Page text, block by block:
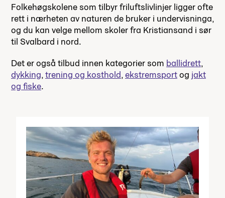
Folkehøgskolene som tilbyr friluftslivlinjer ligger ofte
rett i nærheten av naturen de bruker i undervisninga,
og du kan velge mellom skoler fra Kristiansand i sør
til Svalbard i nord.
Det er også tilbud innen kategorier som ballidrett,
dykking,trening og kosthold,ekstremsportog jakt
og fiske.